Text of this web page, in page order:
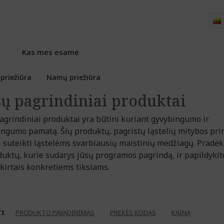
Kas mes esame
Namų priežiūra
pagrindiniai produktai
produktai yra būtini kuriant gyvybingumo ir
pamatą. Šių produktų, pagristų ląstelių mitybos
suteikti ląstelėms svarbiausių maistinių medžiagų.
kurie sudarys jūsų programos pagrindą, ir
konkretiems tikslams.
PRODUKTO PAVADINIMAS PREKĖS KODAS KAINA